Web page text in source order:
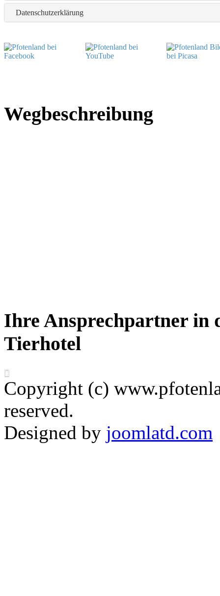
Datenschutzerklärung
Wegbeschreibung
Ihre Ansprechpartner in
Tierhotel
Went
Copyright (c)
reserved.
Designed by joomlatd.com